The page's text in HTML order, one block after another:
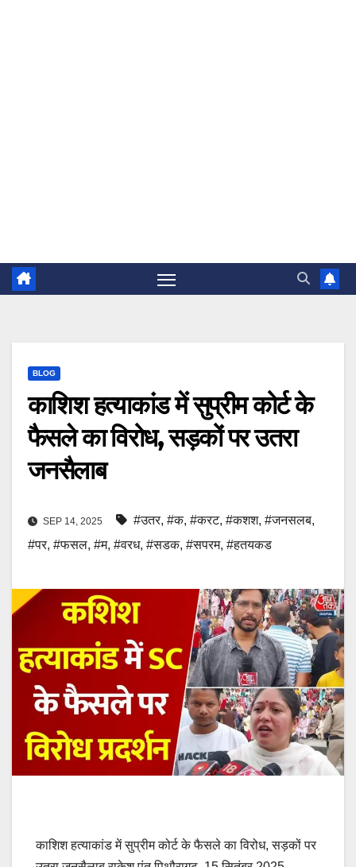
BLOG
काशि‍श हत्याकांड में सुप्रीम कोर्ट के
फैसले का व‍िरोध, सड़कों पर उतरा
जनसैलाब
SEP 14, 2025 #उतर, #क, #करट, #कशश, #जनसलब,
#पर, #फसल, #म, #वरध, #सडक, #सपरम, #हतयकड
काशि‍श हत्याकांड में सुप्रीम कोर्ट के फैसले का व‍िरोध, सड़कों पर